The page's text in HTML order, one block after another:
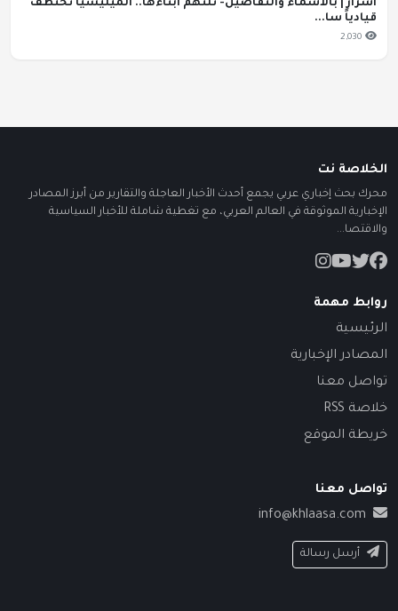
اسرار | بالاسماء والتفاصيل- تلتهم أبناءها.. الميليشيا تختطف
قيادياً سا...
2,030
الخلاصة نت
محرك بحث إخباري عربي يجمع أحدث الأخبار العاجلة والتقارير من أبرز المصادر
الإخبارية الموثوقة في العالم العربي، مع تغطية شاملة للأخبار السياسية
والاقتصا...
روابط مهمة
الرئيسية
المصادر الإخبارية
تواصل معنا
خلاصة RSS
خريطة الموقع
تواصل معنا
info@khlaasa.com
أرسل رسالة